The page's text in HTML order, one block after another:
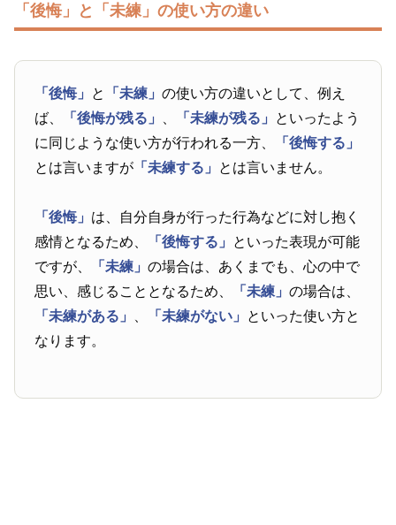
「後悔」と「未練」の使い方の違い
「後悔」 と 「未練」の使い方の違いとして、例え
ば、
「後悔が残る」 「未練が残る」 といったよう
に同じような使い方が行われる一方、
「後悔する」
とは言いますが 「未練する」 とは言いません。
「後悔」 は、自分自身が行った行為などに対し抱く
感情となるため、
「後悔する」 といった表現が可能
ですが、
「未練」の場合は、あくまでも、心の中で
思い、感じることとなるため、
「未練」の場合は、
「未練がある」
「未練がない」 といった使い方と
なります。